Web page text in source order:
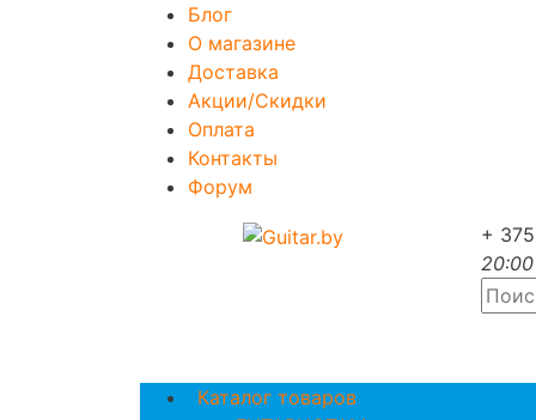
Блог
О магазине
Доставка
Акции/Скидки
Оплата
Контакты
Форум
+
20:00
Каталог товаров